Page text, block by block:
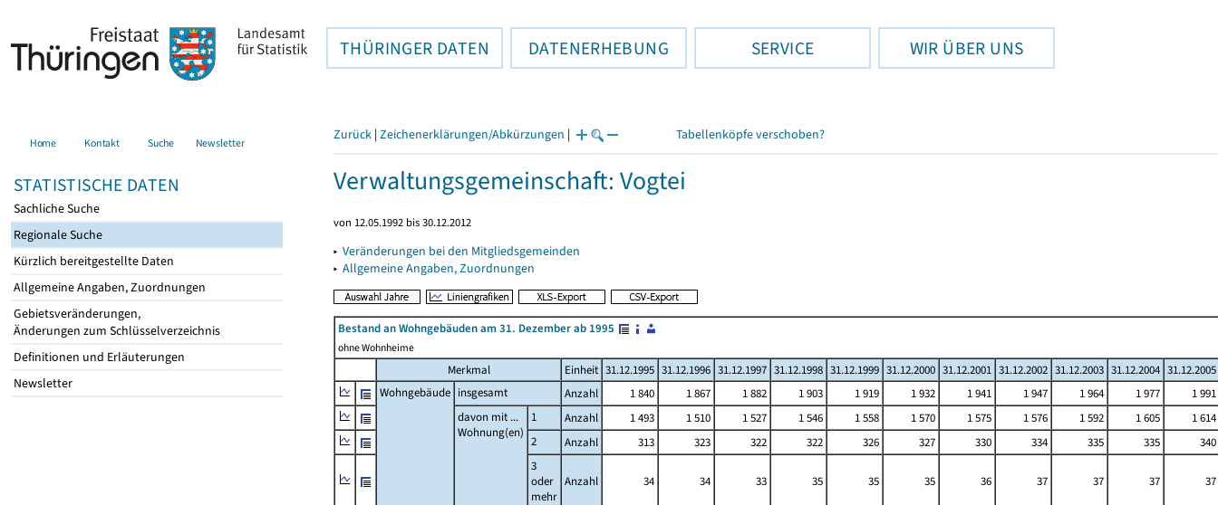
THÜRINGER DATEN DATENERHEBUNG SERVICE WIR ÜBER UNS
Home Kontakt Suche Newsletter
STATISTISCHE DATEN
Sachliche Suche
Regionale Suche
Kürzlich bereitgestellte Daten
Allgemeine Angaben, Zuordnungen
Gebietsveränderungen,
Änderungen zum Schlüsselverzeichnis
Definitionen und Erläuterungen
Newsletter
Zurück | Zeichenerklärungen/Abkürzungen | Tabellenköpfe verschoben?
Verwaltungsgemeinschaft: Vogtei
von 12.05.1992 bis 30.12.2012
▸ Veränderungen bei den Mitgliedsgemeinden
▸ Allgemeine Angaben, Zuordnungen
Bestand an Wohngebäuden am 31. Dezember ab 1995
ohne Wohnheime
Merkmal Einheit 31.12.1995 31.12.1996 31.12.1997 31.12.1998 31.12.1999 31.12.2000 31.12.2001 31.12.2002 31.12.2003 31.12.2004 31.12.2005
Wohngebäude insgesamt Anzahl 1 840 1 867 1 882 1 903 1 919 1 932 1 941 1 947 1 964 1 977
1 991
davon mit ...
Wohnung(en)
1 Anzahl 1 493 1 510 1 527 1 546 1 558 1 570 1 575 1 576 1 592 1 605
1 614
2
Anzahl 313 323 322 322 326 327 330 334 335 335
340
3
oder
mehr
Anzahl 34 34 33 35 35 35 36 37 37 37 37